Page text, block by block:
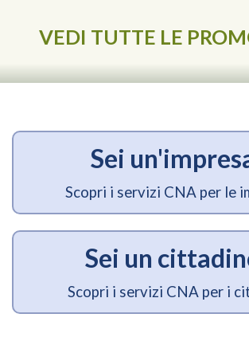
VEDI TUTTE LE
Sei
Scopri i servizi CNA per le
Sei un
Scopri i servizi CNA per i